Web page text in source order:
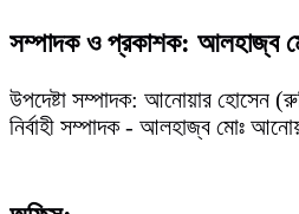
সম্পাদক ও প্রকাশক: আলহাজ্ব
উপদেষ্টা সম্পাদক: আনোয়ার হোসেন
নির্বাহী সম্পাদক - আলহাজ্ব মোঃ